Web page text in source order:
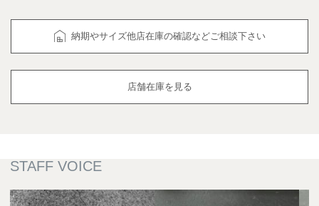
納期やサイズ他店在庫の確認などご相談下さい
店舗在庫を見る